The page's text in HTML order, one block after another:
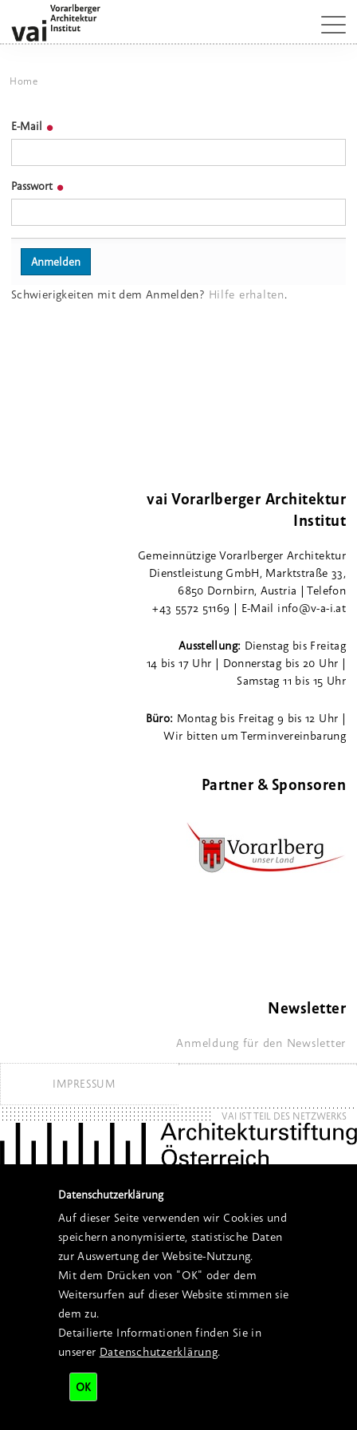
Home
E-Mail
Passwort
Schwierigkeiten mit dem Anmelden? Hilfe erhalten.
vai Vorarlberger Architektur
Institut
Gemeinnützige Vorarlberger Architektur
Dienstleistung GmbH, Marktstraße 33,
6850 Dornbirn, Austria | Telefon
+43 5572 51169 | E-Mail info@v-a-i.at
Ausstellung: Dienstag bis Freitag
14 bis 17 Uhr | Donnerstag bis 20 Uhr |
Samstag 11 bis 15 Uhr
Büro: Montag bis Freitag 9 bis 12 Uhr |
Wir bitten um Terminvereinbarung
Partner & Sponsoren
Newsletter
Anmeldung für den Newsletter
IMPRESSUM
VAI IST TEIL DES NETZWERKS
Datenschutzerklärung
Auf dieser Seite verwenden wir Cookies und
speichern anonymisierte, statistische Daten
zur Auswertung der Website-Nutzung.
Mit dem Drücken von "OK" oder dem
Weitersurfen auf dieser Website stimmen sie
dem zu.
Detailierte Informationen finden Sie in
unserer Datenschutzerklärung.
OK